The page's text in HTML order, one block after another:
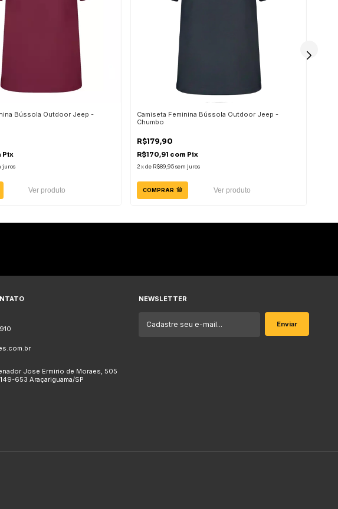
Bússola Outdoor Jeep -
Pix
juros
Ver produto
Camiseta Feminina Bússola Outdoor Jeep -
Chumbo
R$179,90
R$170,91 com Pix
2xde R$89,95sem juros
COMPRAR Ver produto
Jose Ermirio de Moraes, 505
653 Araçariguama/SP
NEWSLETTER